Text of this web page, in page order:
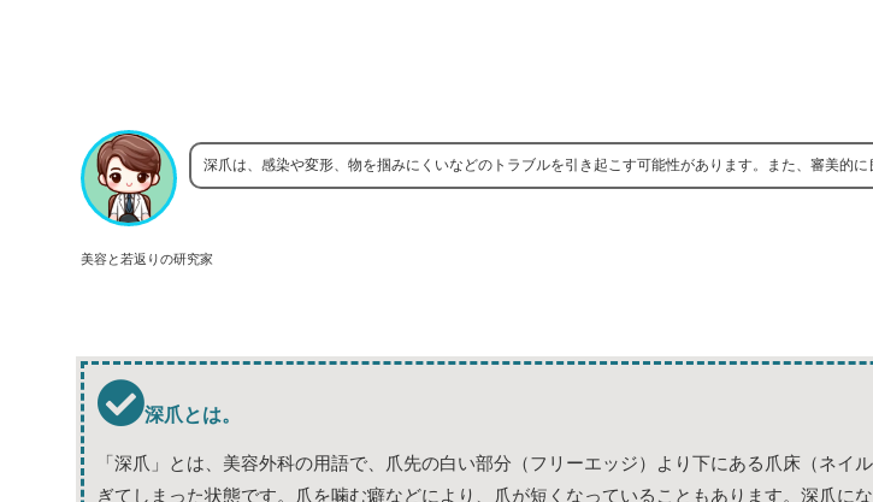
美容と若返りの研究家
深爪は、感染や変形、物を掴みにくいなどのトラブルを引き起こす可能性があります。また、審美的に
深爪とは。
「深爪」とは、美容外科の用語で、爪先の白い部分（フリーエッジ）より下にある爪床（ネイ
ぎてしまった状態です。爪を噛む癖などにより、爪が短くなっていることもあります。深爪に